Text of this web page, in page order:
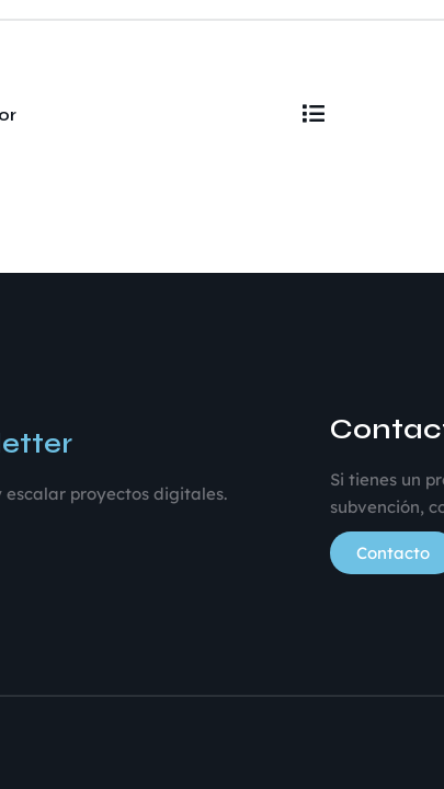
escalar proyectos digitales.
Si tienes un
subvención,
Contacto